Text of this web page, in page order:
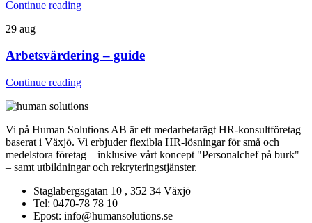
Continue reading
29 aug
Arbetsvärdering – guide
Continue reading
Vi på Human Solutions AB är ett medarbetarägt HR-konsultföretag
baserat i Växjö. Vi erbjuder flexibla HR-lösningar för små och
medelstora företag – inklusive vårt koncept "Personalchef på burk"
– samt utbildningar och rekryteringstjänster.
Staglabergsgatan 10 , 352 34 Växjö
Tel: 0470-78 78 10
Epost: info@humansolutions.se